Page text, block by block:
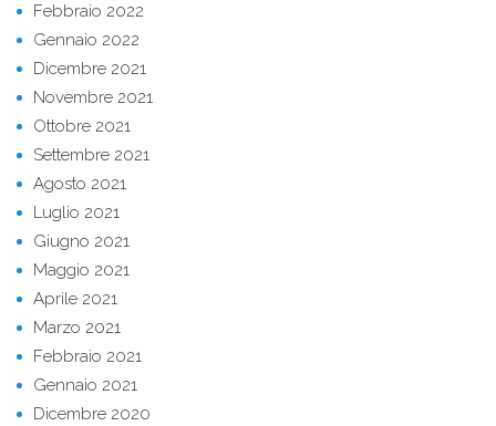
Febbraio 2022
Gennaio 2022
Dicembre 2021
Novembre 2021
Ottobre 2021
Settembre 2021
Agosto 2021
Luglio 2021
Giugno 2021
Maggio 2021
Aprile 2021
Marzo 2021
Febbraio 2021
Gennaio 2021
Dicembre 2020